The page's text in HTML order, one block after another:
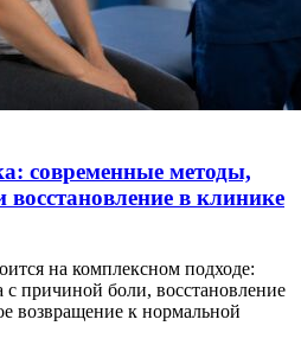
современные методы,
восстановление в клинике
на комплексном подходе:
с причиной боли, восстановление
возвращение к нормальной